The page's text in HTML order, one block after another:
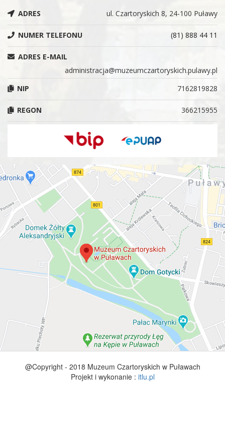
ADRES ul. Czartoryskich 8, 24-100 Puławy
NUMER TELEFONU (81) 888 44 11
ADRES E-MAIL
administracja@muzeumczartoryskich.pulawy.pl
NIP
7162819828
REGON 366215955
@Copyright - 2018 Muzeum Czartoryskich w Puławach
Projekt i wykonanie : itlu.pl